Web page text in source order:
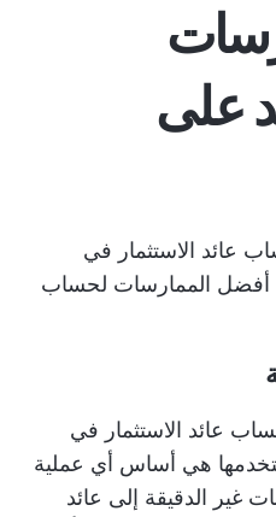
على
عائد الاستثمار في
أفضل الممارسات لحساب
عائد الاستثمار في
هي أساس أي عملية
غير الدقيقة إلى عائد